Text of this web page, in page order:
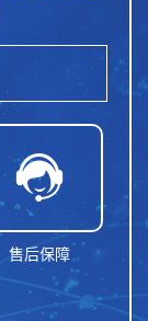

售后保障